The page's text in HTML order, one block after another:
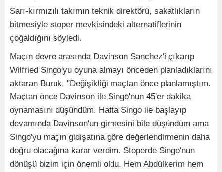
Sarı-kırmızılı takımın teknik direktörü, sakatlıkların
bitmesiyle stoper mevkisindeki alternatiflerinin
çoğaldığını söyledi.
Maçın devre arasında Davinson Sanchez'i çıkarıp
Wilfried Singo'yu oyuna almayı önceden planladıklarını
aktaran Buruk, "Değişikliği maçtan önce planlamıştım.
Maçtan önce Davinson ile Singo'nun 45'er dakika
oynamasını düşündüm. Hatta Singo ile başlayıp
devamında Davinson'un girmesini bile düşündüm ama
Singo'yu maçın gidişatına göre değerlendirmenin daha
doğru olacağına karar verdim. Stoperde Singo'nun
dönüşü bizim için önemli oldu. Hem Abdülkerim hem